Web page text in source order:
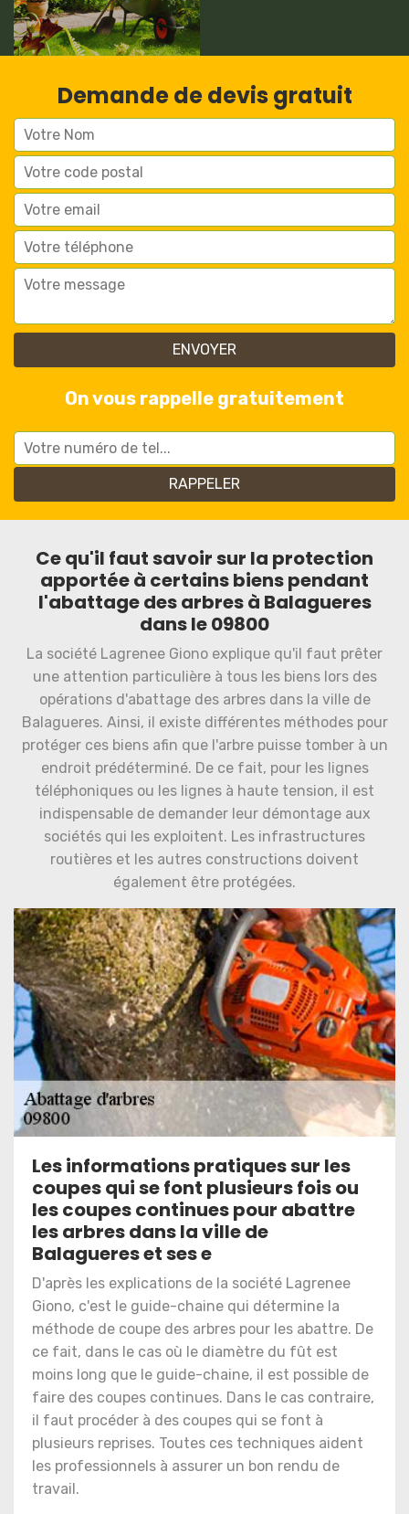
Demande de devis gratuit
On vous rappelle gratuitement
Ce qu'il faut savoir sur la protection
apportée à certains biens pendant
l'abattage des arbres à Balagueres
dans le 09800
La société Lagrenee Giono explique qu'il faut prêter
une attention particulière à tous les biens lors des
opérations d'abattage des arbres dans la ville de
Balagueres. Ainsi, il existe différentes méthodes pour
protéger ces biens afin que l'arbre puisse tomber à un
endroit prédéterminé. De ce fait, pour les lignes
téléphoniques ou les lignes à haute tension, il est
indispensable de demander leur démontage aux
sociétés qui les exploitent. Les infrastructures
routières et les autres constructions doivent
également être protégées.
Les informations pratiques sur les
coupes qui se font plusieurs fois ou
les coupes continues pour abattre
les arbres dans la ville de
Balagueres et ses e
D'après les explications de la société Lagrenee
Giono, c'est le guide-chaine qui détermine la
méthode de coupe des arbres pour les abattre. De
ce fait, dans le cas où le diamètre du fût est
moins long que le guide-chaine, il est possible de
faire des coupes continues. Dans le cas contraire,
il faut procéder à des coupes qui se font à
plusieurs reprises. Toutes ces techniques aident
les professionnels à assurer un bon rendu de
travail.